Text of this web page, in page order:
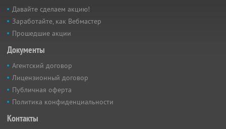
Давайте сделаем акцию!
Заработайте, как Вебмастер
Прошедшие акции
Документы
Агентский договор
Лицензионный договор
Публичная оферта
Политика конфиденциальности
Контакты